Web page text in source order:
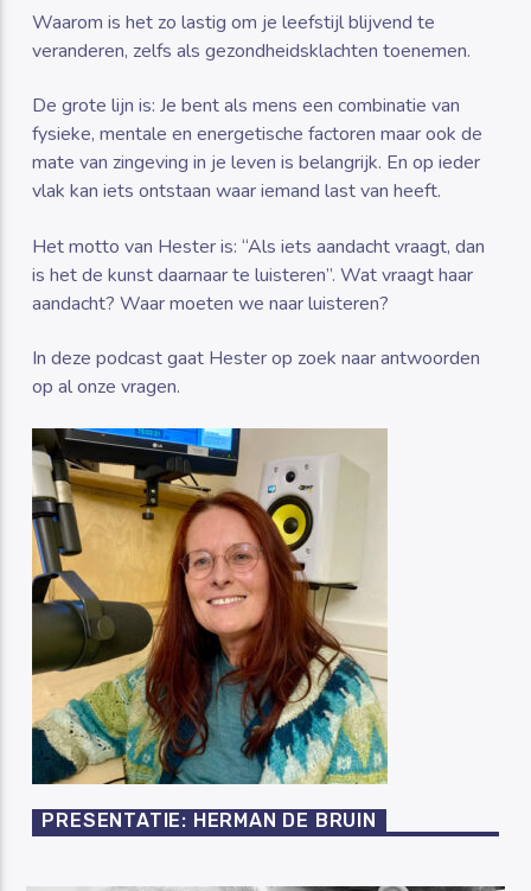
Waarom is het zo lastig om je leefstijl blijvend te
veranderen, zelfs als gezondheidsklachten toenemen.
De grote lijn is: Je bent als mens een combinatie van
fysieke, mentale en energetische factoren maar ook de
mate van zingeving in je leven is belangrijk. En op ieder
vlak kan iets ontstaan waar iemand last van heeft.
Het motto van Hester is: “Als iets aandacht vraagt, dan
is het de kunst daarnaar te luisteren”. Wat vraagt haar
aandacht? Waar moeten we naar luisteren?
In deze podcast gaat Hester op zoek naar antwoorden
op al onze vragen.
PRESENTATIE: HERMAN DE BRUIN